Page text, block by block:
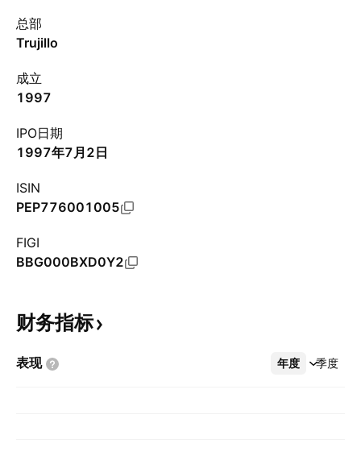
总部
Trujillo
成立
1997
IPO日期
1997年7月2日
ISIN
PEP776001005
FIGI
BBG000BXD0Y2
财务指标
表现 年度 季度
更多